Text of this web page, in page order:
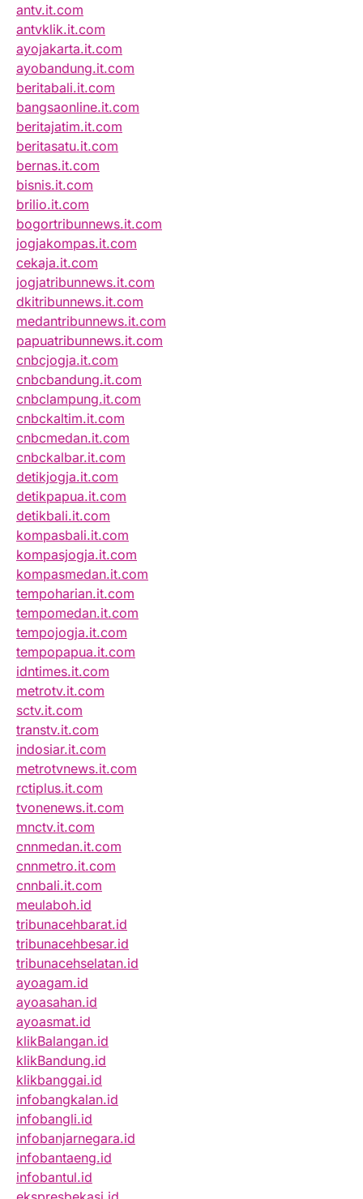
antv.it.com
antvklik.it.com
ayojakarta.it.com
ayobandung.it.com
beritabali.it.com
bangsaonline.it.com
beritajatim.it.com
beritasatu.it.com
bernas.it.com
bisnis.it.com
brilio.it.com
bogortribunnews.it.com
jogjakompas.it.com
cekaja.it.com
jogjatribunnews.it.com
dkitribunnews.it.com
medantribunnews.it.com
papuatribunnews.it.com
cnbcjogja.it.com
cnbcbandung.it.com
cnbclampung.it.com
cnbckaltim.it.com
cnbcmedan.it.com
cnbckalbar.it.com
detikjogja.it.com
detikpapua.it.com
detikbali.it.com
kompasbali.it.com
kompasjogja.it.com
kompasmedan.it.com
tempoharian.it.com
tempomedan.it.com
tempojogja.it.com
tempopapua.it.com
idntimes.it.com
metrotv.it.com
sctv.it.com
transtv.it.com
indosiar.it.com
metrotvnews.it.com
rctiplus.it.com
tvonenews.it.com
mnctv.it.com
cnnmedan.it.com
cnnmetro.it.com
cnnbali.it.com
meulaboh.id
tribunacehbarat.id
tribunacehbesar.id
tribunacehselatan.id
ayoagam.id
ayoasahan.id
ayoasmat.id
klikBalangan.id
klikBandung.id
klikbanggai.id
infobangkalan.id
infobangli.id
infobanjarnegara.id
infobantaeng.id
infobantul.id